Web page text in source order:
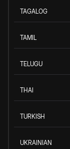
TAGALOG
TAMIL
TELUGU
THAI
TURKISH
UKRAINIAN